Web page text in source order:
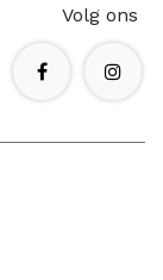
Volg ons